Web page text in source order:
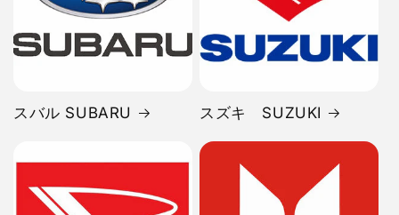
スバル SUBARU スズキ SUZUKI